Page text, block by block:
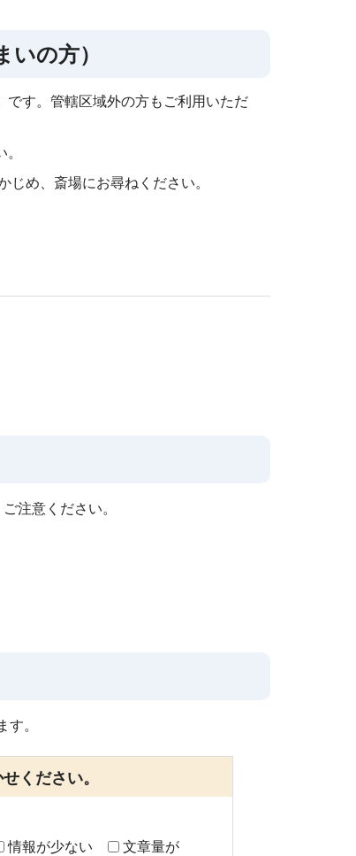
の方）
す。管轄区域外の方もご利用いただ
め、斎場にお尋ねください。
注意ください。
。
ください。
情報が少ない
文章量が